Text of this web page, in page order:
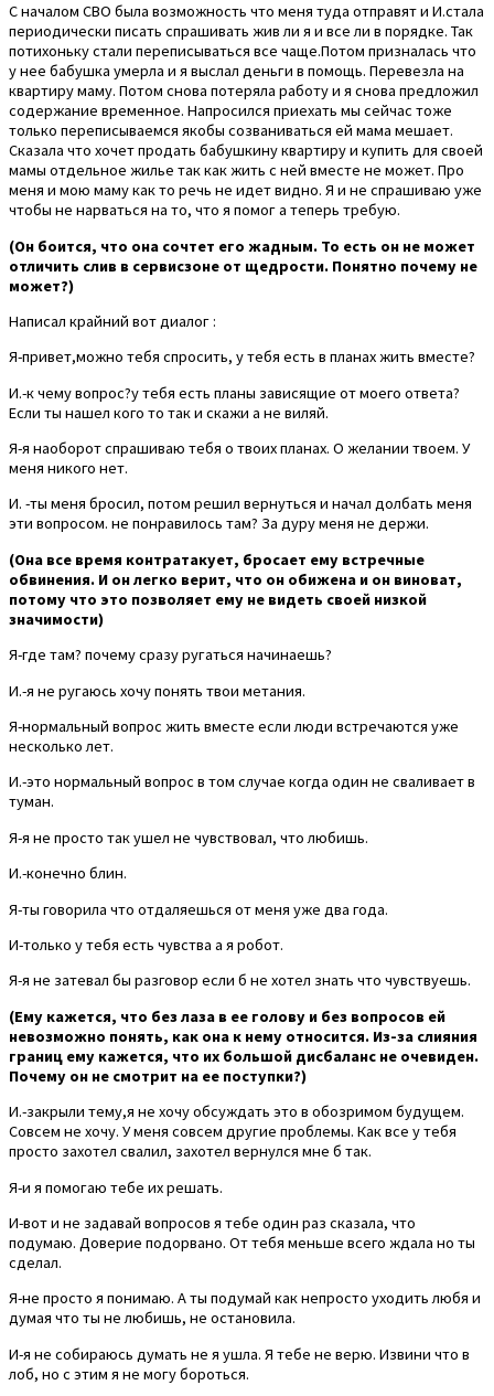
С началом СВО была возможность что меня туда отправят и И.стала
периодически писать спрашивать жив ли я и все ли в порядке. Так
потихоньку стали переписываться все чаще.Потом призналась что
у нее бабушка умерла и я выслал деньги в помощь. Перевезла на
квартиру маму. Потом снова потеряла работу и я снова предложил
содержание временное. Напросился приехать мы сейчас тоже
только переписываемся якобы созваниваться ей мама мешает.
Сказала что хочет продать бабушкину квартиру и купить для своей
мамы отдельное жилье так как жить с ней вместе не может. Про
меня и мою маму как то речь не идет видно. Я и не спрашиваю уже
чтобы не нарваться на то, что я помог а теперь требую.
(Он боится, что она сочтет его жадным. То есть он не может
отличить слив в сервисзоне от щедрости. Понятно почему не
может?)
Написал крайний вот диалог :
Я-привет,можно тебя спросить, у тебя есть в планах жить вместе?
И.-к чему вопрос?у тебя есть планы зависящие от моего ответа?
Если ты нашел кого то так и скажи а не виляй.
Я-я наоборот спрашиваю тебя о твоих планах. О желании твоем. У
меня никого нет.
И. -ты меня бросил, потом решил вернуться и начал долбать меня
эти вопросом. не понравилось там? За дуру меня не держи.
(Она все время контратакует, бросает ему встречные
обвинения. И он легко верит, что он обижена и он виноват,
потому что это позволяет ему не видеть своей низкой
значимости)
Я-где там? почему сразу ругаться начинаешь?
И.-я не ругаюсь хочу понять твои метания.
Я-нормальный вопрос жить вместе если люди встречаются уже
несколько лет.
И.-это нормальный вопрос в том случае когда один не сваливает в
туман.
Я-я не просто так ушел не чувствовал, что любишь.
И.-конечно блин.
Я-ты говорила что отдаляешься от меня уже два года.
И-только у тебя есть чувства а я робот.
Я-я не затевал бы разговор если б не хотел знать что чувствуешь.
(Ему кажется, что без лаза в ее голову и без вопросов ей
невозможно понять, как она к нему относится. Из-за слияния
границ ему кажется, что их большой дисбаланс не очевиден.
Почему он не смотрит на ее поступки?)
И.-закрыли тему,я не хочу обсуждать это в обозримом будущем.
Совсем не хочу. У меня совсем другие проблемы. Как все у тебя
просто захотел свалил, захотел вернулся мне б так.
Я-и я помогаю тебе их решать.
И-вот и не задавай вопросов я тебе один раз сказала, что
подумаю. Доверие подорвано. От тебя меньше всего ждала но ты
сделал.
Я-не просто я понимаю. А ты подумай как непросто уходить любя и
думая что ты не любишь, не остановила.
И-я не собираюсь думать не я ушла. Я тебе не верю. Извини что в
лоб, но с этим я не могу бороться.